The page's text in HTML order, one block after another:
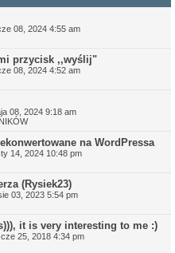
08, 2024 4:55 am
przycisk ,,wyślij"
08, 2024 4:52 am
08, 2024 9:18 am
na WordPressa
14, 2024 10:48 pm
(Rysiek23)
03, 2023 5:54 pm
it is very interesting to me :)
25, 2018 4:34 pm